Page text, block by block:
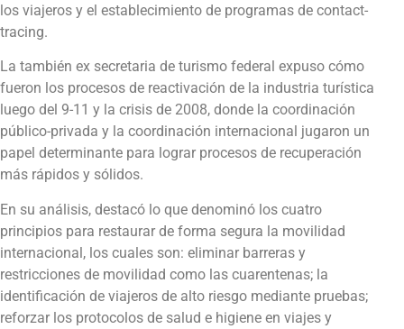
los viajeros y el establecimiento de programas de contact-
tracing.
La también ex secretaria de turismo federal expuso cómo
fueron los procesos de reactivación de la industria turística
luego del 9-11 y la crisis de 2008, donde la coordinación
público-privada y la coordinación internacional jugaron un
papel determinante para lograr procesos de recuperación
más rápidos y sólidos.
En su análisis, destacó lo que denominó los cuatro
principios para restaurar de forma segura la movilidad
internacional, los cuales son: eliminar barreras y
restricciones de movilidad como las cuarentenas; la
identificación de viajeros de alto riesgo mediante pruebas;
reforzar los protocolos de salud e higiene en viajes y